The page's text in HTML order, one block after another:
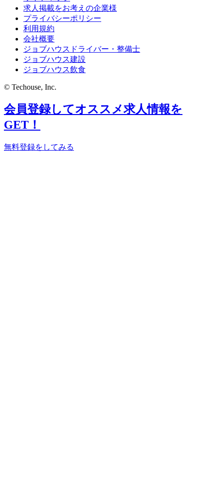
求人掲載をお考えの企業様
プライバシーポリシー
利用規約
会社概要
ジョブハウスドライバー・整備士
ジョブハウス建設
ジョブハウス飲食
© Techouse, Inc.
会員登録してオススメ求人情報を
GET！
無料登録をしてみる